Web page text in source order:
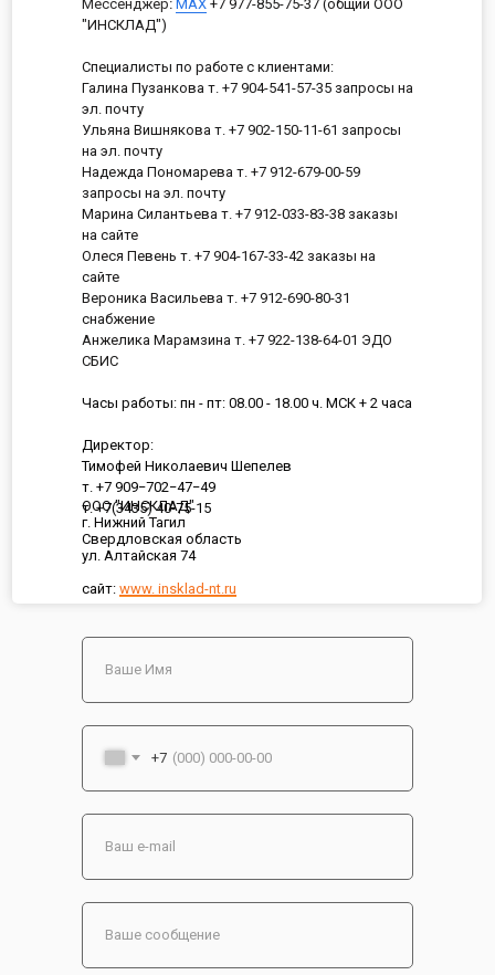
ООО "ИНСКЛАД"
г. Нижний Тагил
Свердловская область
ул. Алтайская 74
сайт: www. insklad-nt.ru
Мессенджер: MAX +7 977-855-75-37 (общий ООО
"ИНСКЛАД")
Специалисты по работе с клиентами:
Галина Пузанкова т. +7 904-541-57-35 запросы на
эл. почту
Ульяна Вишнякова т. +7 902-150-11-61 запросы
на эл. почту
Надежда Пономарева т. +7 912-679-00-59
запросы на эл. почту
Марина Силантьева т. +7 912-033-83-38 заказы
на сайте
Олеся Певень т. +7 904-167-33-42 заказы на
сайте
Вероника Васильева т. +7 912-690-80-31
снабжение
Анжелика Марамзина т. +7 922-138-64-01 ЭДО
СБИС
Часы работы: пн - пт: 08.00 - 18.00 ч. МСК + 2 часа
Директор:
Тимофей Николаевич Шепелев
т. +7 909−702−47−49
т. +7(3435) 40-75-15
+7